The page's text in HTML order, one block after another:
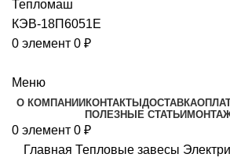
0 элемент 0 ₽
Меню
О КОМПАНИИКОНТАКТЫДОСТАВКА
ПОЛЕЗНЫЕ СТАТЬИ
0 элемент 0 ₽
Главная Тепловые завесы